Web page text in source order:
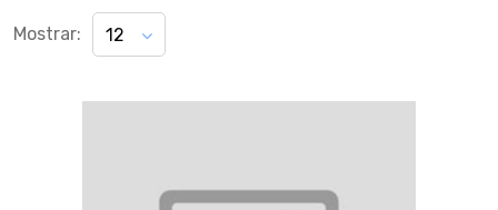
Mostrar: 12